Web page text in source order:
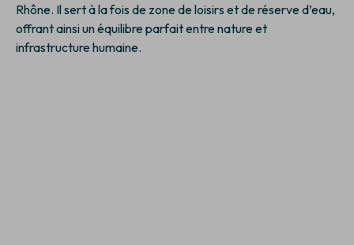
Rhône. Il sert à la fois de zone de loisirs et de réserve d’eau,
offrant ainsi un équilibre parfait entre nature et
infrastructure humaine.